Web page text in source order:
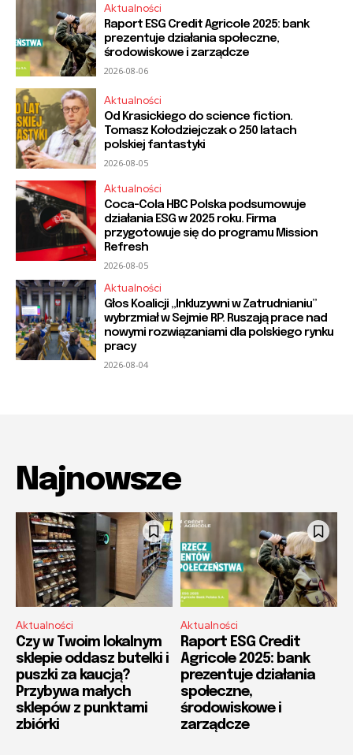
Aktualności
Raport ESG Credit Agricole 2025: bank
prezentuje działania społeczne,
środowiskowe i zarządcze
2026-08-06
Aktualności
Od Krasickiego do science fiction.
Tomasz Kołodziejczak o 250 latach
polskiej fantastyki
2026-08-05
Aktualności
Coca-Cola HBC Polska podsumowuje
działania ESG w 2025 roku. Firma
przygotowuje się do programu Mission
Refresh
2026-08-05
Aktualności
Głos Koalicji „Inkluzywni w Zatrudnianiu”
wybrzmiał w Sejmie RP. Ruszają prace nad
nowymi rozwiązaniami dla polskiego rynku
pracy
2026-08-04
Najnowsze
Aktualności
Czy w Twoim lokalnym
sklepie oddasz butelki i
puszki za kaucją?
Przybywa małych
sklepów z punktami
zbiórki
Aktualności
Raport ESG Credit
Agricole 2025: bank
prezentuje działania
społeczne,
środowiskowe i
zarządcze